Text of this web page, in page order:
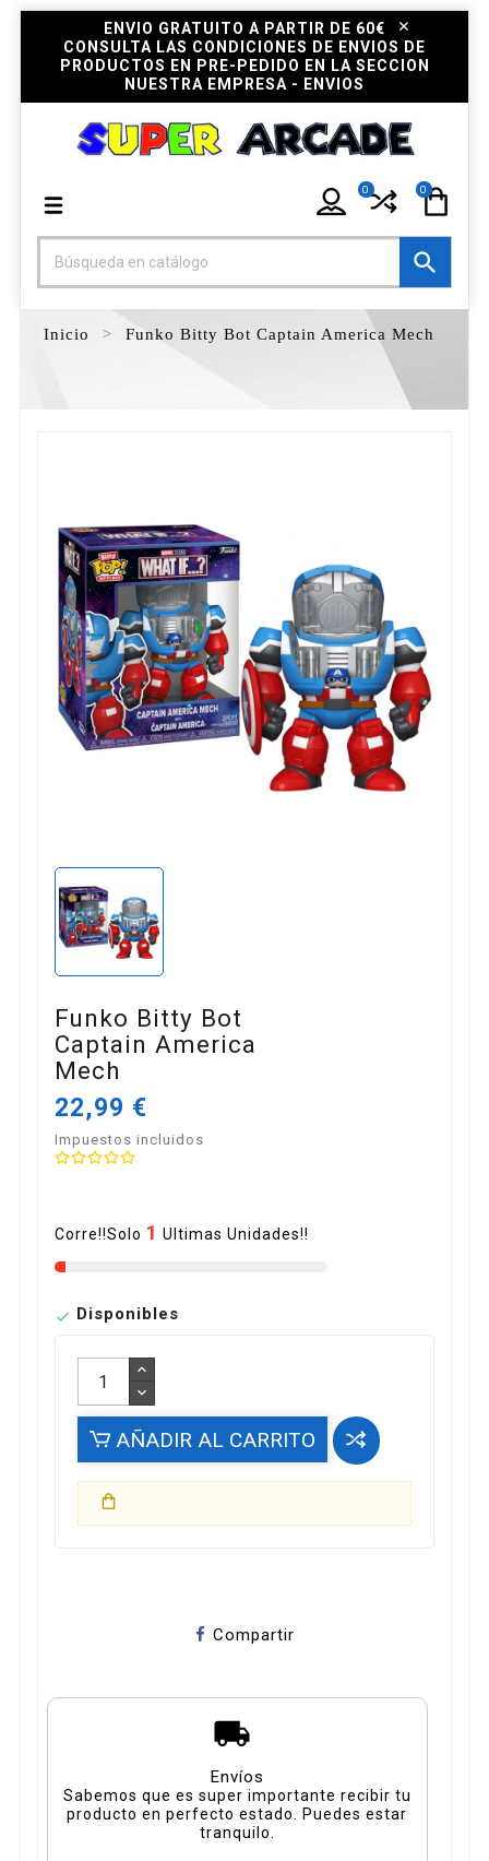
ENVIO GRATUITO A PARTIR DE 60€
CONSULTA LAS CONDICIONES DE ENVIOS DE
PRODUCTOS EN PRE-PEDIDO EN LA SECCION
NUESTRA EMPRESA - ENVIOS
0
0

Inicio Funko Bitty Bot Captain America Mech
Funko Bitty Bot
Captain America
Mech
22,99 €
Impuestos incluidos
Corre!!Solo 1 Ultimas Unidades!!
 Disponibles
AÑADIR AL CARRITO
Compartir
Envíos
Sabemos que es super importante recibir tu
producto en perfecto estado. Puedes estar
tranquilo.